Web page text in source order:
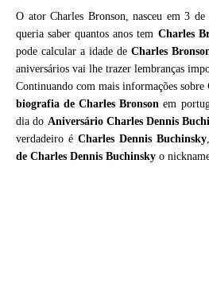
O ator Charles Bronson, nasceu em 3
queria saber quantos anos tem Charles
pode calcular a idade de Charles
aniversários vai lhe trazer lembranças
Continuando com mais informações sobre
biografia deCharles Bronson em
dia do Aniversário Charles Dennis
verdadeiro é Charles Dennis Buchinsky
de Charles Dennis Buchinsky o